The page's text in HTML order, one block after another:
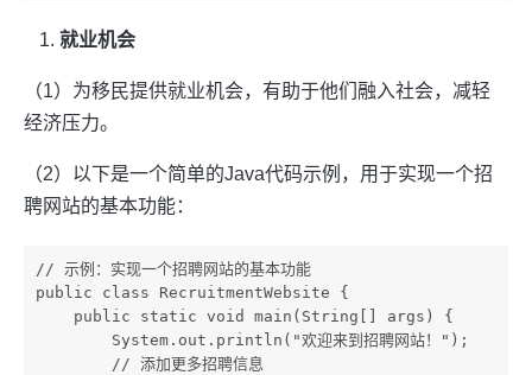
就业机会
（1）为移民提供就业机会，有助于他们融入社会，减轻
经济压力。
（2）以下是一个简单的Java代码示例，用于实现一个招
聘网站的基本功能：
// 示例：实现一个招聘网站的基本功能
public class RecruitmentWebsite {
    public static void main(String[] args) {
        System.out.println("欢迎来到招聘网站！");
        // 添加更多招聘信息